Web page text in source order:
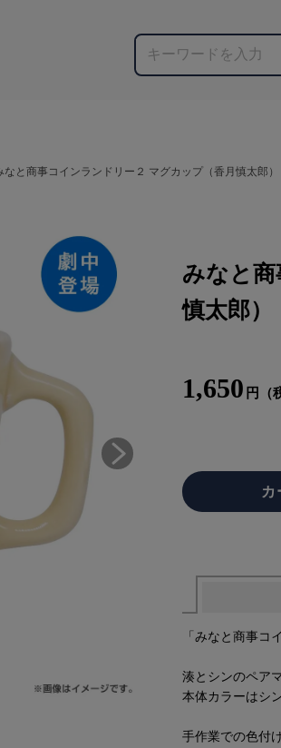
なと商事コインランドリー２ マグカップ（香月慎太郎）
みなと
慎太郎）
1,650 円（
「みなと商事コ
湊とシンのペア
本体カラーはシ
手作業での色付